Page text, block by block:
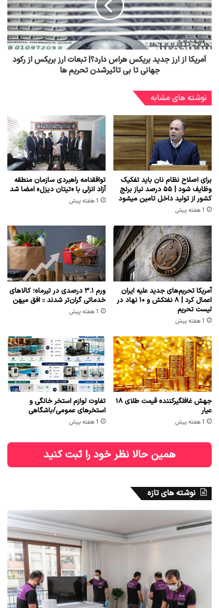
آمریکا از ارز جدید بریکس هراس دارد؟| تبعات ارز بریکس از رکود
جهانی تا بی تاثیرشدن تحریم ها
نوشته های مشابه
برای اصلاح نظام نان باید تفکیک
وظایف شود | ۵۵ درصد نیاز برنج
کشور از تولید داخل تامین میشود
1 هفته پیش
توافقنامه راهبردی سازمان منطقه
آزاد انزلی با «تیتان دیزل» امضا شد
1 هفته پیش
آمریکا تحریم‌های جدید علیه ایران
اعمال کرد | ۸ نفتکش و ۱۰ نهاد در
لیست تحریم
1 هفته پیش
ورم ۳.۱ درصدی در تیرماه؛ کالاهای
خدماتی گران‌تر شدند :: افق میهن
1 هفته پیش
جهش غافلگیرکننده قیمت طلای ۱۸
عیار
1 هفته پیش
تفاوت لوازم استخر خانگی و
استخرهای عمومی/باشگاهی
1 هفته پیش
همین حالا نظر خود را ثبت کنید
نوشته های تازه